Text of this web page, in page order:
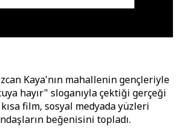
Kaya'nın mahallenin gençleriyle
hayır" sloganıyla çektiği gerçeği
film, sosyal medyada yüzleri
beğenisini topladı.